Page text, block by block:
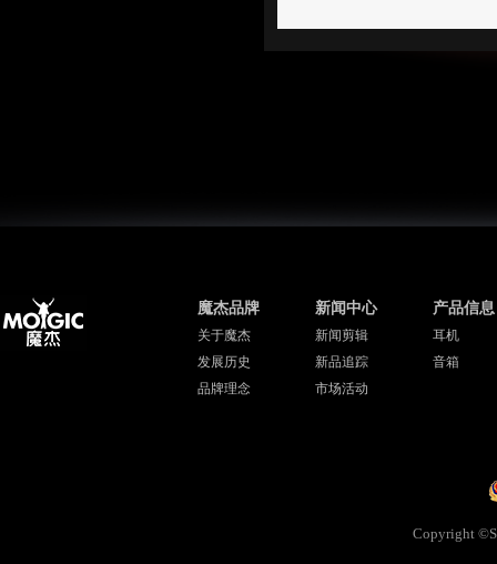
魔杰品牌
关于魔杰
发展历史
品牌理念
新闻中心
新闻剪辑
新品追踪
市场活动
产品信息
耳机
音箱
Copyright